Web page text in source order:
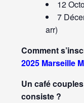
12
7
arr)
Comment
2025 Marseille
Un café
consiste ?